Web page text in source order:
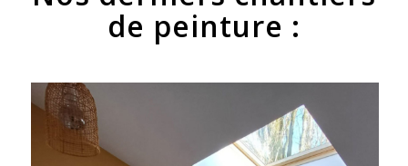
de peinture :